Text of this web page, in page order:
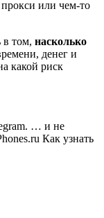
или чем-то
в том, насколько
денег и
какой риск
… и не
Как узнать